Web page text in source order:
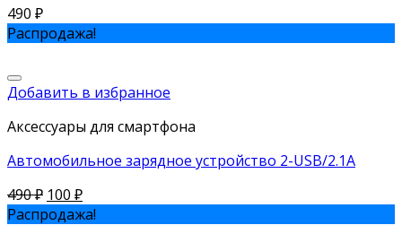
490 ₽
Распродажа!
Добавить в избранное
Аксессуары для смартфона
Автомобильное зарядное устройство 2-USB/2.1A
490₽ 100 ₽
Распродажа!